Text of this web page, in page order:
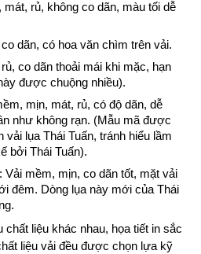
mát, rủ, không co dãn, màu tối dễ
dãn, có hoa văn chìm trên vải.
co dãn thoải mái khi mặc, hạn
được chuộng nhiều).
mịn, mát, rủ, có độ dãn, dễ
như không rạn. (Mẫu mã được
vải lụa Thái Tuấn, tránh hiểu lầm
bởi Thái Tuấn).
: Vải mềm, mịn, co dãn tốt, mặt vải
đêm. Dòng lụa này mới của Thái
chất liệu khác nhau, họa tiết in sắc
liệu vải đều được chọn lựa kỹ